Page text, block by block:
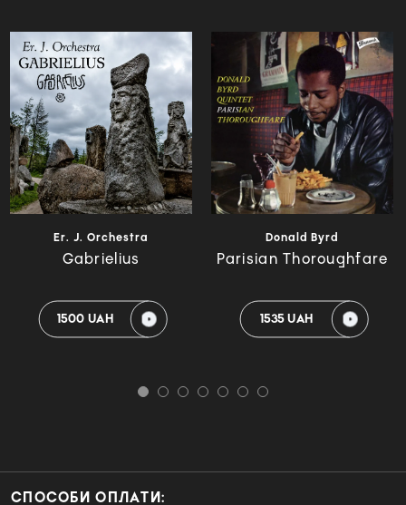
Er. J. Orchestra
Gabrielius
1500 UAH
Donald Byrd
Parisian Thoroughfare
1535 UAH
СПОСОБИ ОПЛАТИ: